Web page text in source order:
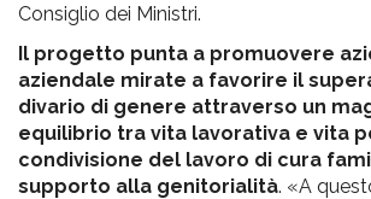
Consiglio dei Ministri.
Il progetto punta a promuovere
aziendale mirate a favorire il
divario di genere attraverso un
equilibrio tra vita lavorativa e vita
condivisione del lavoro di cura
supporto alla genitorialità. «A